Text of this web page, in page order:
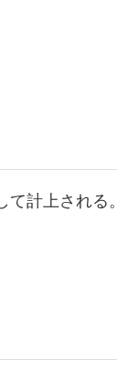
計上される。